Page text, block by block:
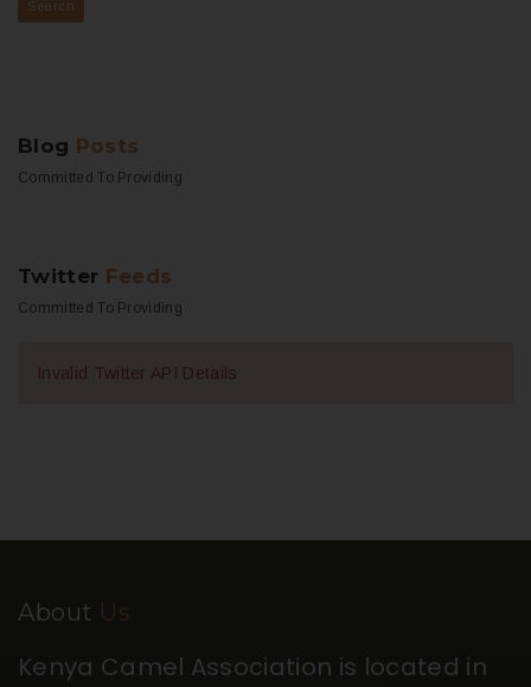
Search
AGAINST
Nullam tortor, tristiqu vitae.
Blog Posts
Committed To Providing
Twitter Feeds
Committed To Providing
Invalid Twitter API Details
About Us
Kenya Camel Association is located in